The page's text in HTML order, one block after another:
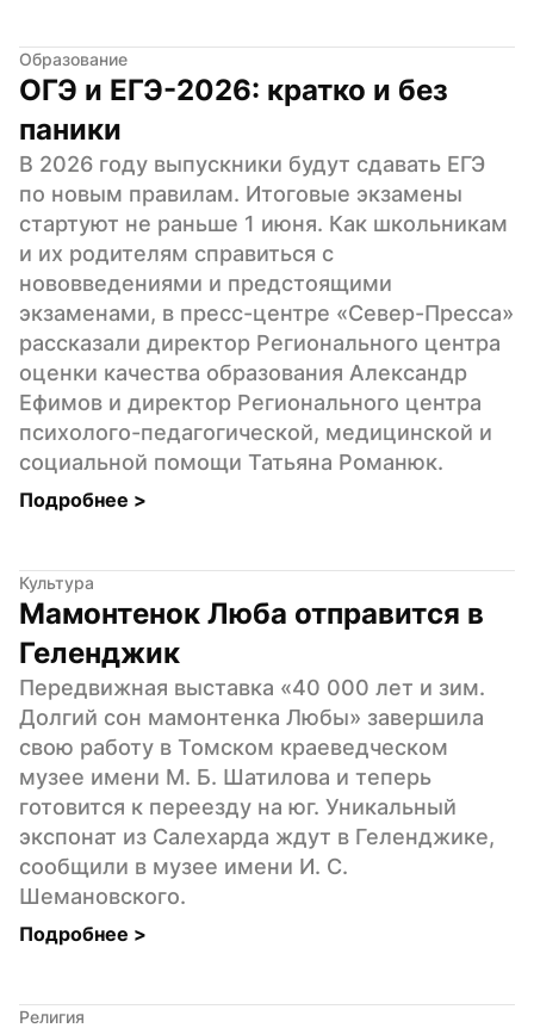
Образование
ОГЭ и ЕГЭ-2026: кратко и без
паники
В 2026 году выпускники будут сдавать ЕГЭ
по новым правилам. Итоговые экзамены
стартуют не раньше 1 июня. Как школьникам
и их родителям справиться с
нововведениями и предстоящими
экзаменами, в пресс-центре «Север-Пресса»
рассказали директор Регионального центра
оценки качества образования Александр
Ефимов и директор Регионального центра
психолого-педагогической, медицинской и
социальной помощи Татьяна Романюк.
Подробнее >
Культура
Мамонтенок Люба отправится в
Геленджик
Передвижная выставка «40 000 лет и зим.
Долгий сон мамонтенка Любы» завершила
свою работу в Томском краеведческом
музее имени М. Б. Шатилова и теперь
готовится к переезду на юг. Уникальный
экспонат из Салехарда ждут в Геленджике,
сообщили в музее имени И. С.
Шемановского.
Подробнее >
Религия